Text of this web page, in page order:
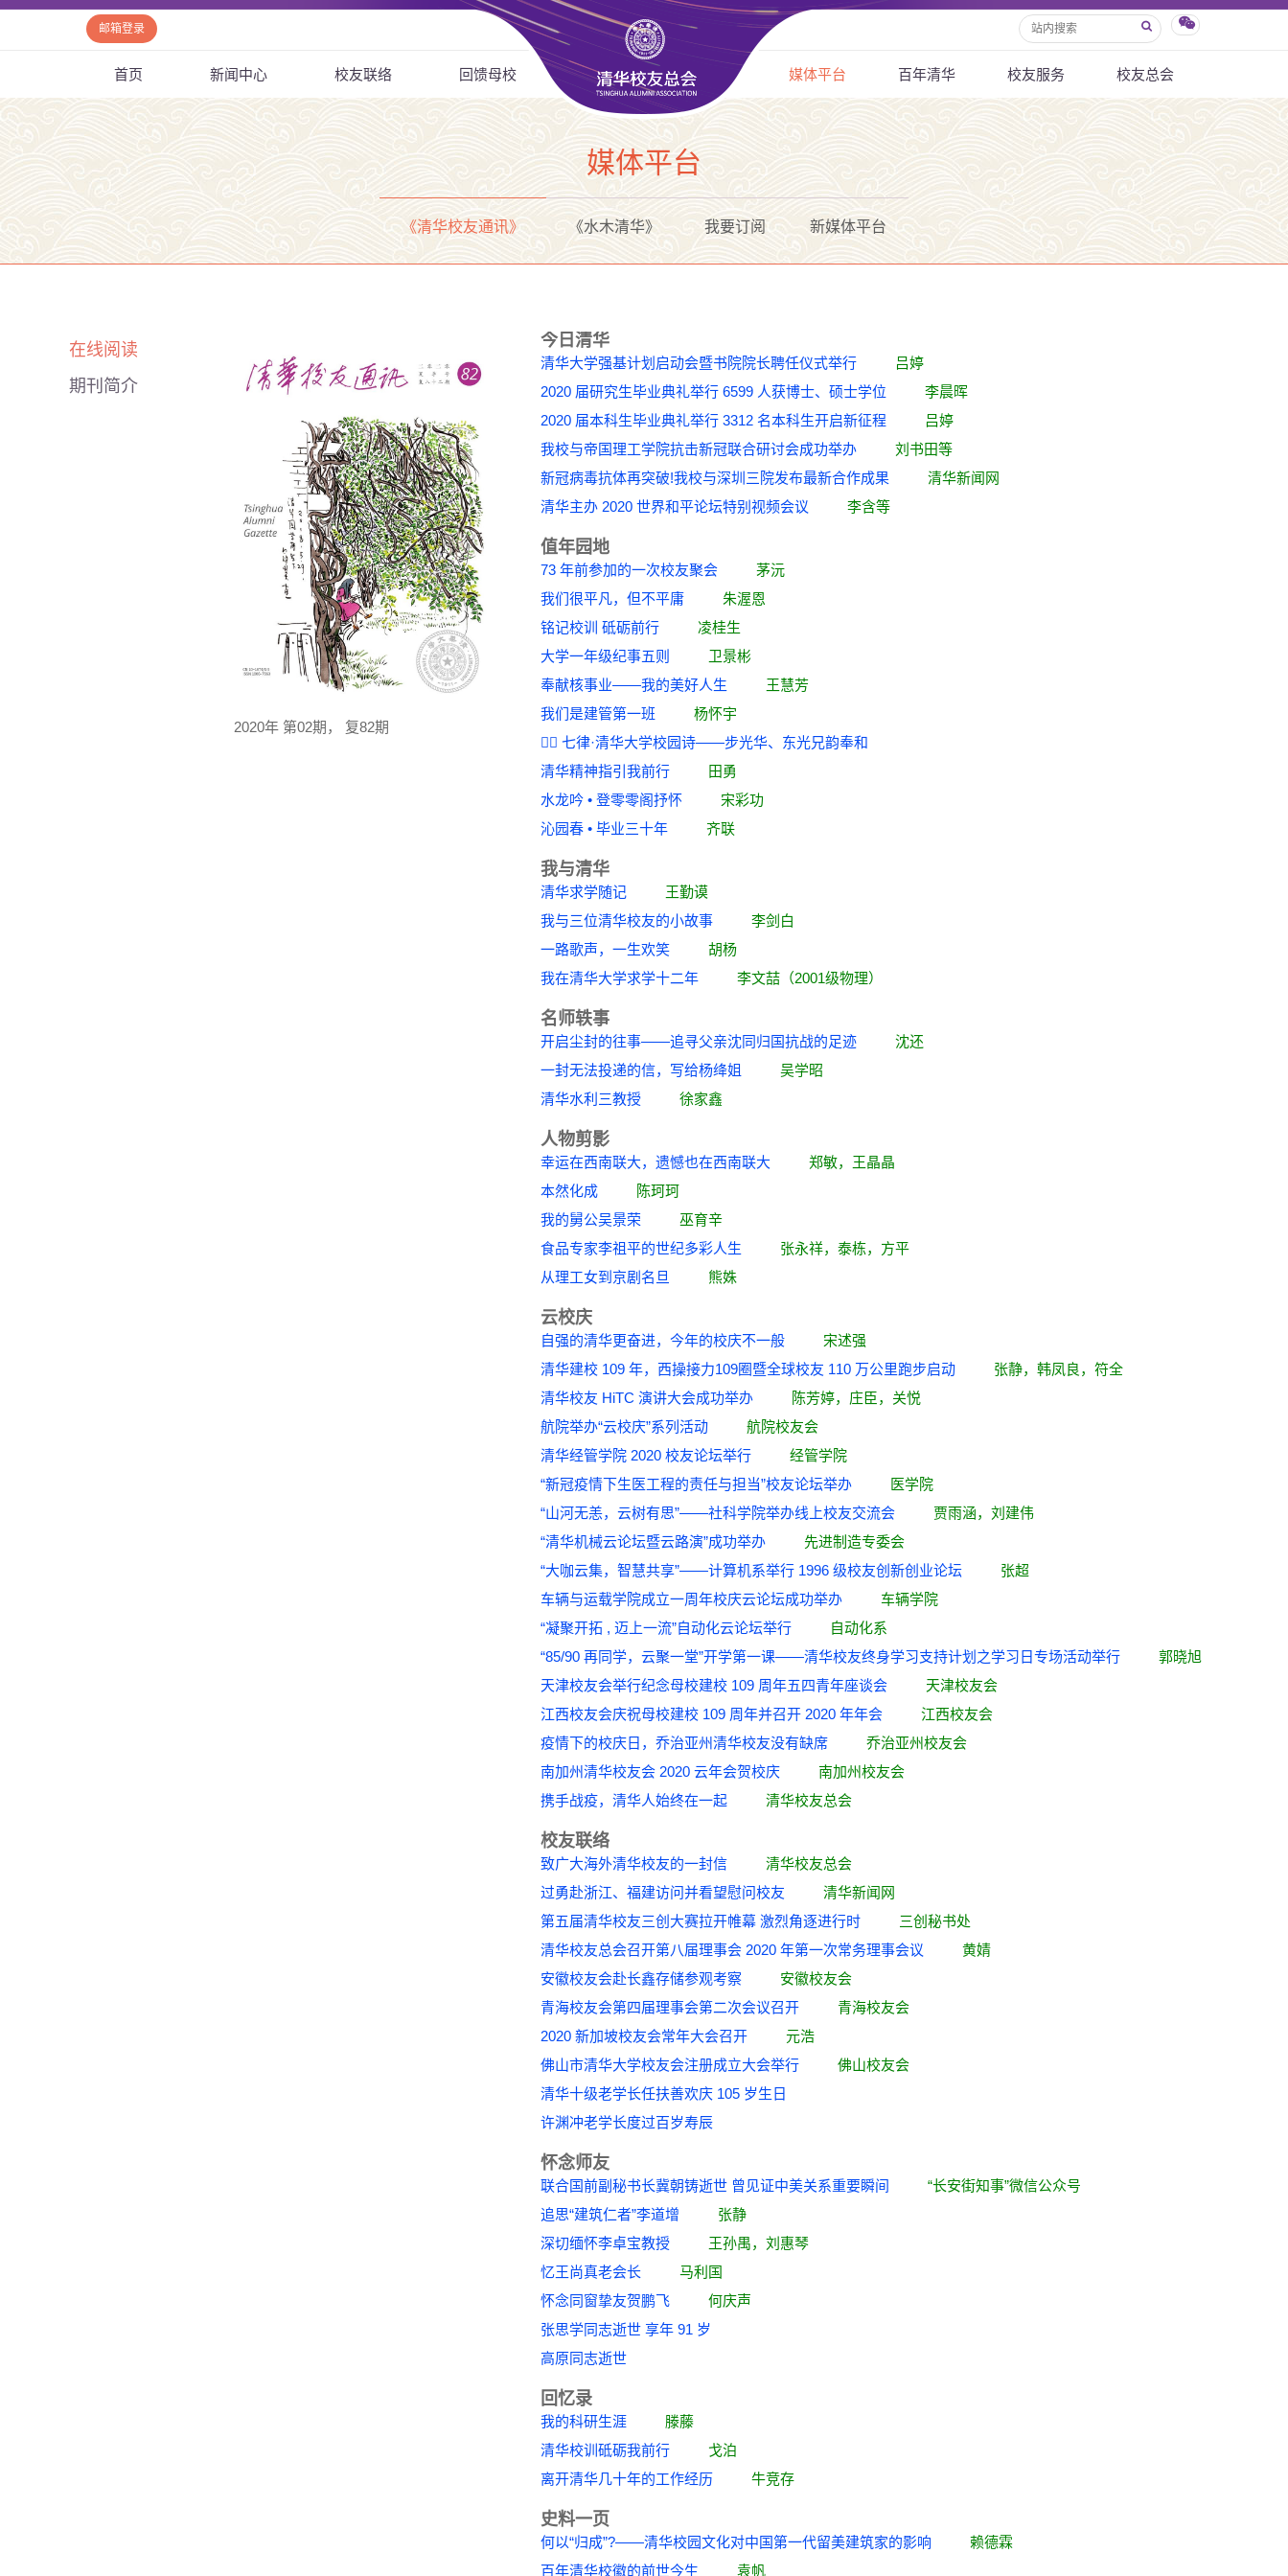
邮箱登录
首页 新闻中心 校友联络 回馈母校 媒体平台 百年清华 校友服务 校友总会
媒体平台
《清华校友通讯》 《水木清华》 我要订阅 新媒体平台
在线阅读
期刊简介
2020年 第02期， 复82期
今日清华
清华大学强基计划启动会暨书院院长聘任仪式举行
吕婷
2020 届研究生毕业典礼举行 6599 人获博士、硕士学位 李晨晖
2020 届本科生毕业典礼举行 3312 名本科生开启新征程
吕婷
我校与帝国理工学院抗击新冠联合研讨会成功举办 刘书田等
新冠病毒抗体再突破!我校与深圳三院发布最新合作成果 清华新闻网
清华主办 2020 世界和平论坛特别视频会议 李含等
值年园地
73 年前参加的一次校友聚会 茅沅
我们很平凡，但不平庸 朱渥恩
铭记校训 砥砺前行 凌桂生
大学一年级纪事五则 卫景彬
奉献核事业——我的美好人生 王慧芳
我们是建管第一班 杨怀宇
􏲒􏲓 七律·清华大学校园诗——步光华、东光兄韵奉和
清华精神指引我前行
田勇
水龙吟 • 登零零阁抒怀 宋彩功
沁园春 • 毕业三十年 齐联
我与清华
清华求学随记 王勤谟
我与三位清华校友的小故事 李剑白
一路歌声，一生欢笑 胡杨
我在清华大学求学十二年 李文喆（2001级物理）
名师轶事
开启尘封的往事——追寻父亲沈同归国抗战的足迹 沈还
一封无法投递的信，写给杨绛姐 吴学昭
清华水利三教授 徐家鑫
人物剪影
幸运在西南联大，遗憾也在西南联大 郑敏，王晶晶
本然化成
陈珂珂
我的舅公吴景荣 巫育辛
食品专家李祖平的世纪多彩人生 张永祥，泰栋，方平
从理工女到京剧名旦 熊姝
云校庆
自强的清华更奋进，今年的校庆不一般 宋述强
清华建校 109 年，西操接力109圈暨全球校友 110 万公里跑步启动 张静，韩凤良，符全
清华校友 HiTC 演讲大会成功举办
陈芳婷，庄臣，关悦
航院举办“云校庆”系列活动 航院校友会
清华经管学院 2020 校友论坛举行 经管学院
“新冠疫情下生医工程的责任与担当”校友论坛举办
医学院
“山河无恙，云树有思”——社科学院举办线上校友交流会 贾雨涵，刘建伟
“清华机械云论坛暨云路演”成功举办 先进制造专委会
“大咖云集，智慧共享”——计算机系举行 1996 级校友创新创业论坛 张超
车辆与运载学院成立一周年校庆云论坛成功举办 车辆学院
“凝聚开拓 , 迈上一流”自动化云论坛举行
自动化系
“85/90 再同学，云聚一堂”开学第一课——清华校友终身学习支持计划之学习日专场活动举行 郭晓旭
天津校友会举行纪念母校建校 109 周年五四青年座谈会 天津校友会
江西校友会庆祝母校建校 109 周年并召开 2020 年年会 江西校友会
疫情下的校庆日，乔治亚州清华校友没有缺席 乔治亚州校友会
南加州清华校友会 2020 云年会贺校庆 南加州校友会
携手战疫，清华人始终在一起 清华校友总会
校友联络
致广大海外清华校友的一封信 清华校友总会
过勇赴浙江、福建访问并看望慰问校友 清华新闻网
第五届清华校友三创大赛拉开帷幕 激烈角逐进行时 三创秘书处
清华校友总会召开第八届理事会 2020 年第一次常务理事会议 黄婧
安徽校友会赴长鑫存储参观考察 安徽校友会
青海校友会第四届理事会第二次会议召开 青海校友会
2020 新加坡校友会常年大会召开 元浩
佛山市清华大学校友会注册成立大会举行 佛山校友会
清华十级老学长任扶善欢庆 105 岁生日
许渊冲老学长度过百岁寿辰
怀念师友
联合国前副秘书长冀朝铸逝世 曾见证中美关系重要瞬间 “长安街知事”微信公众号
追思“建筑仁者”李道增 张静
深切缅怀李卓宝教授 王孙禺，刘惠琴
忆王尚真老会长 马利国
怀念同窗挚友贺鹏飞 何庆声
张思学同志逝世 享年 91 岁
高原同志逝世
回忆录
我的科研生涯 滕藤
清华校训砥砺我前行 戈泊
离开清华几十年的工作经历 牛竞存
史料一页
何以“归成”?——清华校园文化对中国第一代留美建筑家的影响 赖德霖
百年清华校徽的前世今生 袁帆